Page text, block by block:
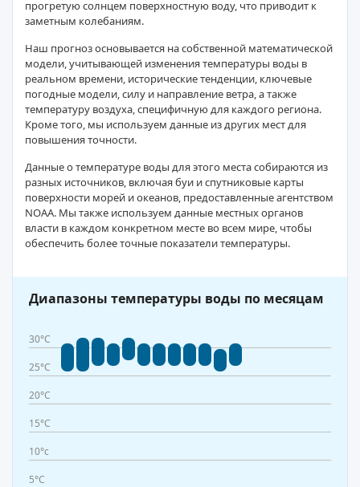
прогретую солнцем поверхностную воду, что приводит к
заметным колебаниям.
Наш прогноз основывается на собственной математической
модели, учитывающей изменения температуры воды в
реальном времени, исторические тенденции, ключевые
погодные модели, силу и направление ветра, а также
температуру воздуха, специфичную для каждого региона.
Кроме того, мы используем данные из других мест для
повышения точности.
Данные о температуре воды для этого места собираются из
разных источников, включая буи и спутниковые карты
поверхности морей и океанов, предоставленные агентством
NOAA. Мы также используем данные местных органов
власти в каждом конкретном месте во всем мире, чтобы
обеспечить более точные показатели температуры.
Диапазоны температуры воды по месяцам
30°C
25°C
20°C
15°C
10°c
5°C